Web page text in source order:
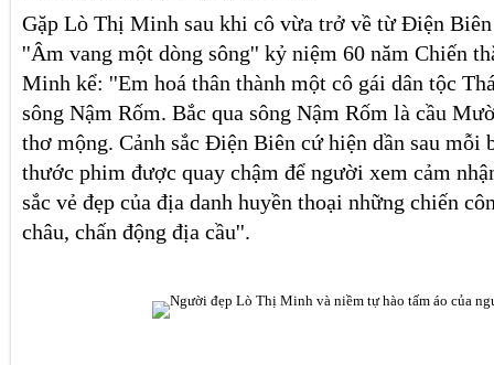
Gặp Lò Thị Minh sau khi cô vừa trở về từ Điện
''Âm vang một dòng sông'' kỷ niệm 60 năm Chiến
Minh kể: ''Em hoá thân thành một cô gái dân tộc
sông Nậm Rốm. Bắc qua sông Nậm Rốm là cầu
thơ mộng. Cảnh sắc Điện Biên cứ hiện dần sau mỗi
thước phim được quay chậm để người xem cảm
sắc vẻ đẹp của địa danh huyền thoại những chiến
châu, chấn động địa cầu''.